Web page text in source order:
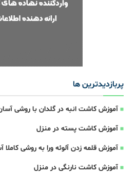
پربازدیدترین ها
آموزش کاشت انبه در گلدان با روشی
آموزش کاشت پسته در منزل
آموزش قلمه زدن آلوئه ورا به روشی کاملا
آموزش کاشت نارنگی در منزل